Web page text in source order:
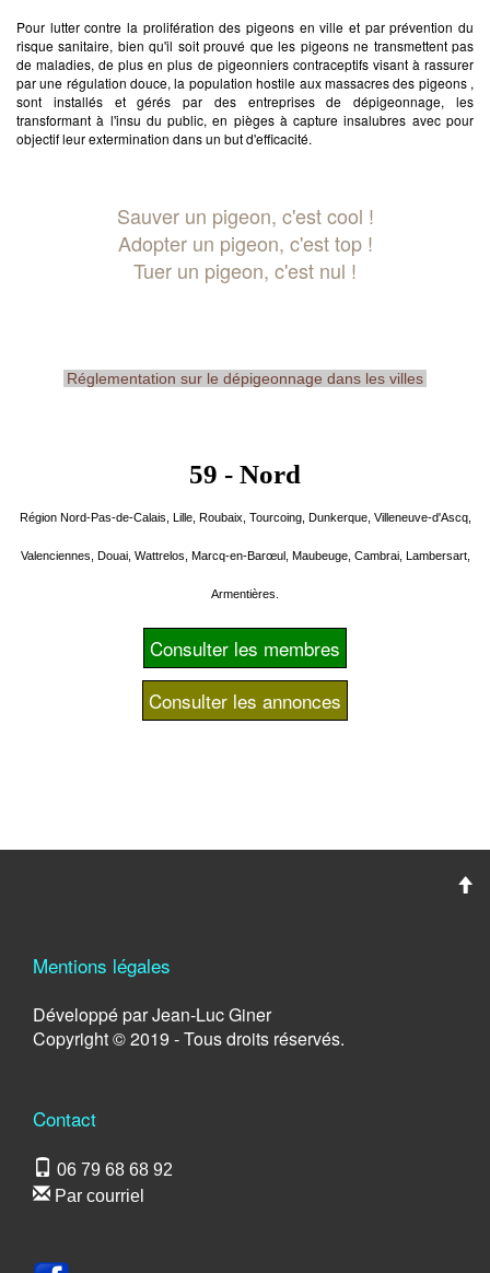
Pour lutter contre la prolifération des pigeons en ville et par prévention du
risque sanitaire, bien qu'il soit prouvé que les pigeons ne transmettent pas
de maladies, de plus en plus de pigeonniers contraceptifs visant à rassurer
par une régulation douce, la population hostile aux massacres des pigeons ,
sont installés et gérés par des entreprises de dépigeonnage, les
transformant à l'insu du public, en pièges à capture insalubres avec pour
objectif leur extermination dans un but d'efficacité.
Sauver un pigeon, c'est cool !
Adopter un pigeon, c'est top !
Tuer un pigeon, c'est nul !
Réglementation sur le dépigeonnage dans les villes
59 - Nord
Région Nord-Pas-de-Calais, Lille, Roubaix, Tourcoing, Dunkerque, Villeneuve-d'Ascq,
Valenciennes, Douai, Wattrelos, Marcq-en-Barœul, Maubeuge, Cambrai, Lambersart,
Armentières.
Consulter les membres
Consulter les annonces
Mentions légales
Développé par Jean-Luc Giner
Copyright © 2019 - Tous droits réservés.
Contact
06 79 68 68 92
Par courriel